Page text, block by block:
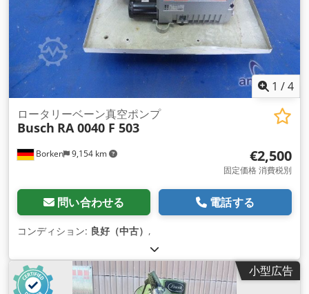
1 /4
Borken 9,154 km
ロータリーベーン真空ポンプ
Busch RA 0040 F 503
€2,500
固定価格 消費税別
問い合わせる 電話する
コンディション: 良好（中古） ,
小型広告